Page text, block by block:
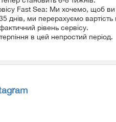
Fast Sea: Ми хочемо, щоб ви
днів, ми перерахуємо
рівень сервісу.
в цей непростий період.